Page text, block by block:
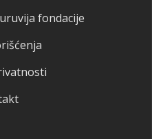
fondacije